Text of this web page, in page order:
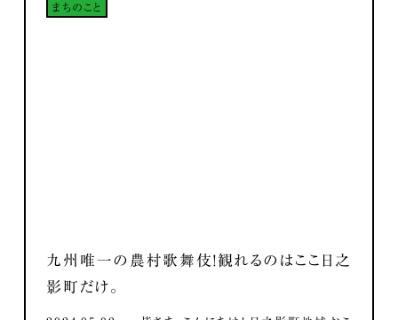
まちのこと
九州唯一の農村歌舞伎！観れるのはここ日之
影町だけ。